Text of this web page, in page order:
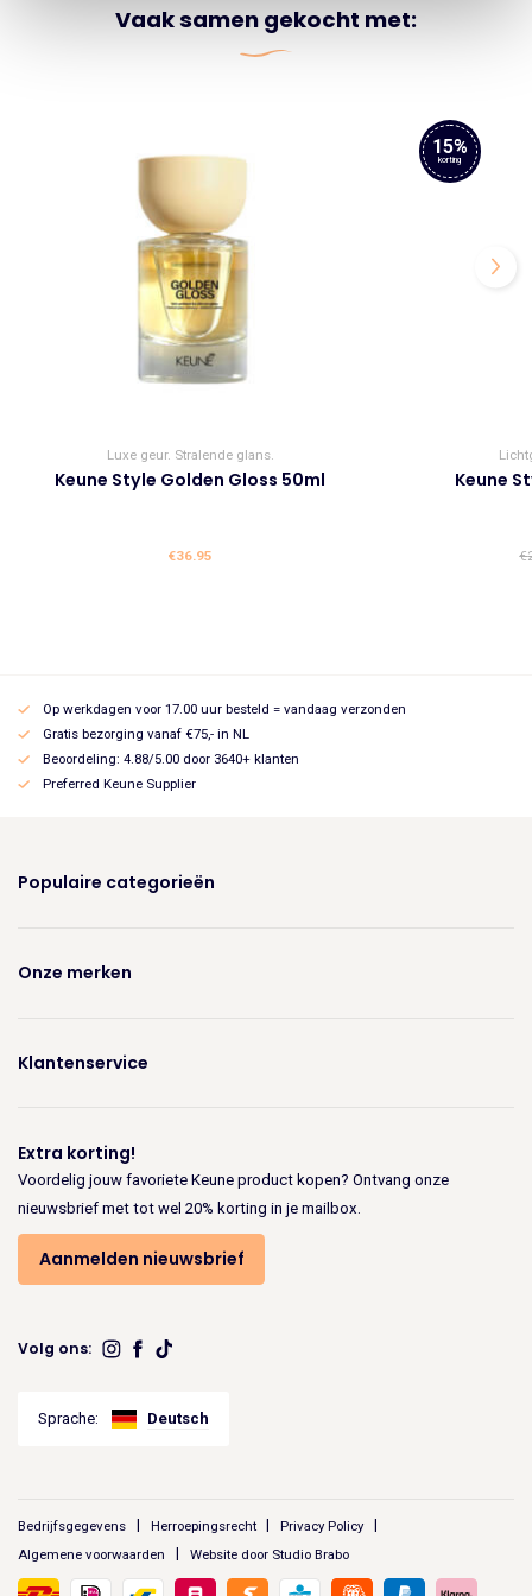
Vaak samen gekocht met:
Luxe geur. Stralende glans.
Keune Style Golden Gloss 50ml
€36.95
15%
korting
Keune
€
Op werkdagen voor 17.00 uur besteld = vandaag verzonden
Gratis bezorging vanaf €75,- in NL
Beoordeling: 4.88/5.00 door 3640+ klanten
Preferred Keune Supplier
Populaire categorieën
Onze merken
Klantenservice
Extra korting!
Voordelig jouw favoriete Keune product kopen? Ontvang onze
nieuwsbrief met tot wel 20% korting in je mailbox.
Aanmelden nieuwsbrief
Volg ons:
Sprache: Deutsch
Bedrijfsgegevens Herroepingsrecht
Privacy Policy
Algemene voorwaarden
Website door Studio Brabo